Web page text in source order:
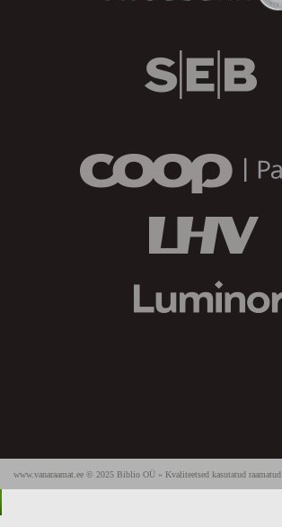
www.vanaraamat.ee © 2025 Biblio OÜ » Kvaliteetsed kasutatud raamatud